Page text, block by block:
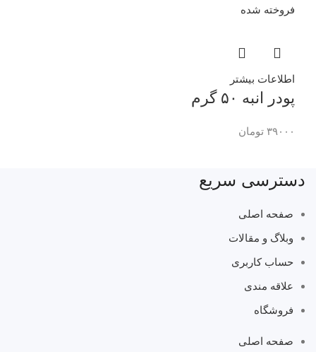
فروخته شده
اطلاعات بیشتر
پودر انبه ۵۰ گرم
۳۹۰۰۰ تومان
دسترسی سریع
صفحه اصلی
وبلاگ و مقالات
حساب کاربری
علاقه مندی
فروشگاه
صفحه اصلی